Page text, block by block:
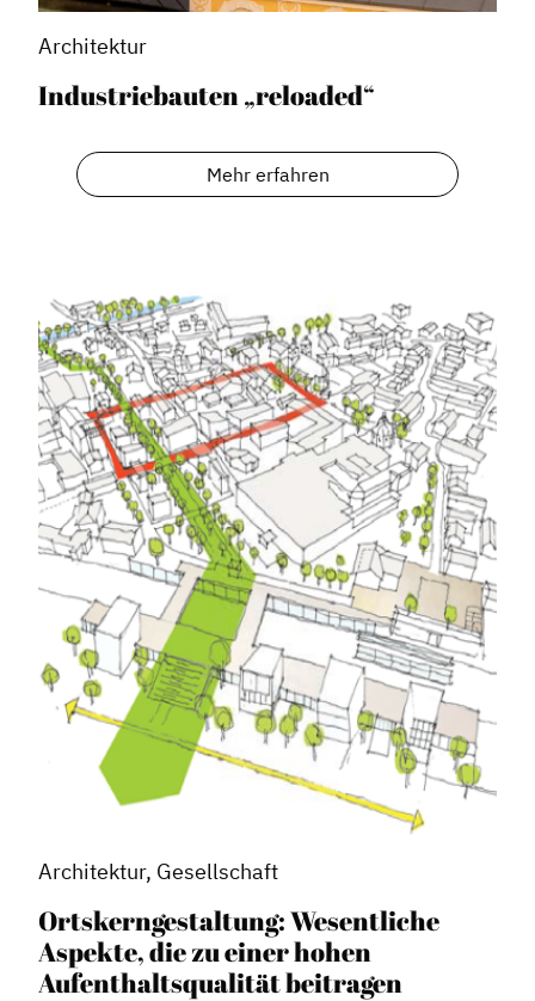
Architektur
Industriebauten „reloaded“
Mehr erfahren
Architektur, Gesellschaft
Ortskerngestaltung: Wesentliche
Aspekte, die zu einer hohen
Aufenthaltsqualität beitragen